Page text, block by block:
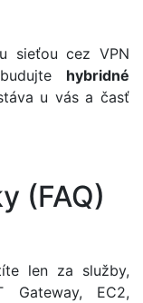
sieťou cez VPN
hybridné
u vás a časť
(FAQ)
len za služby,
EC2,